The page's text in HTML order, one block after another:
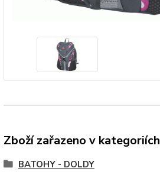
Zboží zařazeno v kategoriích
BATOHY - DOLDY